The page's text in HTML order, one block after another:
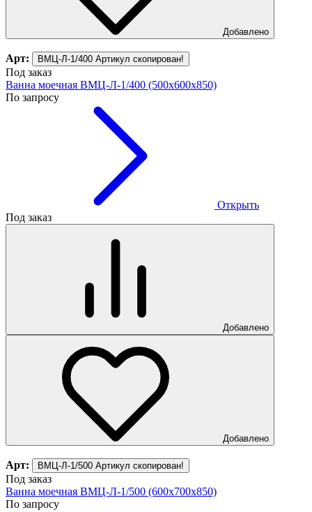
Добавлено
Арт: ВМЦ-Л-1/400 Артикул скопирован!
Под заказ
Ванна моечная ВМЦ-Л-1/400 (500х600х850)
По запросу
Открыть
Под заказ
Добавлено
Добавлено
Арт: ВМЦ-Л-1/500 Артикул скопирован!
Под заказ
Ванна моечная ВМЦ-Л-1/500 (600х700х850)
По запросу